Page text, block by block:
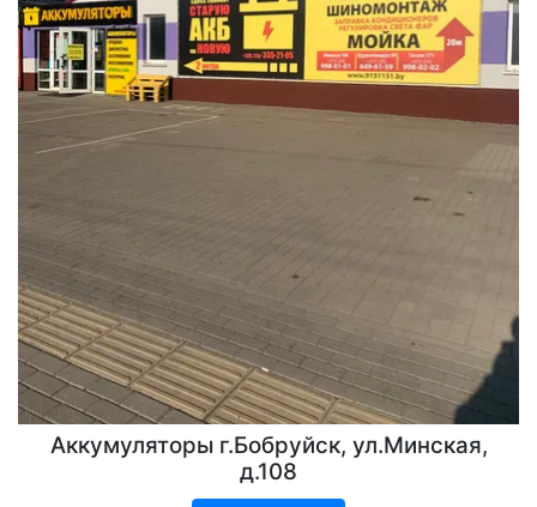
Аккумуляторы г.Бобруйск, ул.Минская,
д.108